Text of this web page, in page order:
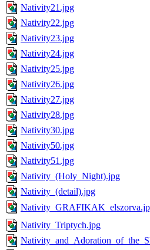
Nativity21.jpg
Nativity22.jpg
Nativity23.jpg
Nativity24.jpg
Nativity25.jpg
Nativity26.jpg
Nativity27.jpg
Nativity28.jpg
Nativity30.jpg
Nativity50.jpg
Nativity51.jpg
Nativity_(Holy_Night).jpg
Nativity_(detail).jpg
Nativity_Triptych.jpg